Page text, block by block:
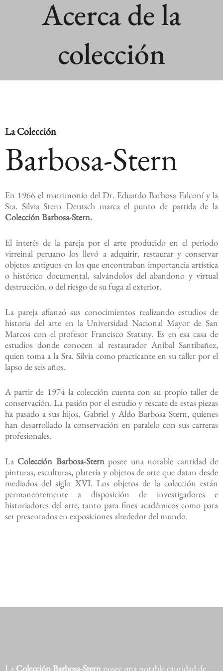
Acerca de la
colección
La Colección
Barbosa-Stern
En 1966 el matrimonio del Dr. Eduardo Barbosa Falconí y la
Sra. Silvia Stern Deutsch marca el punto de partida de la
Colección Barbosa-Stern.
El interés de la pareja por el arte producido en el periodo
virreinal peruano los llevó a adquirir, restaurar y conservar
objetos antiguos en los que encontraban importancia artística
o histórico documental, salvándolos del abandono y virtual
destrucción, o del riesgo de su fuga al exterior.
La pareja afianzó sus conocimientos realizando estudios de
historia del arte en la Universidad Nacional Mayor de San
Marcos con el profesor Francisco Statsny. Es en esa casa de
estudios donde conocen al restaurador Anibal Santibañez,
quien toma a la Sra. Silvia como practicante en su taller por el
lapso de seis años.
A partir de 1974 la colección cuenta con su propio taller de
conservación. La pasión por el estudio y rescate de estas piezas
ha pasado a sus hijos, Gabriel y Aldo Barbosa Stern, quienes
han desarrollado la conservación en paralelo con sus carreras
profesionales.
La Colección Barbosa-Sternposee una notable cantidad de
pinturas, esculturas, platería y objetos de arte que datan desde
mediados del siglo XVI. Los objetos de la colección están
permanentemente a disposición de investigadores e
historiadores del arte, tanto para fines académicos como para
ser presentados en exposiciones alrededor del mundo.
La Colección Barbosa-Stern posee una notable cantidad de